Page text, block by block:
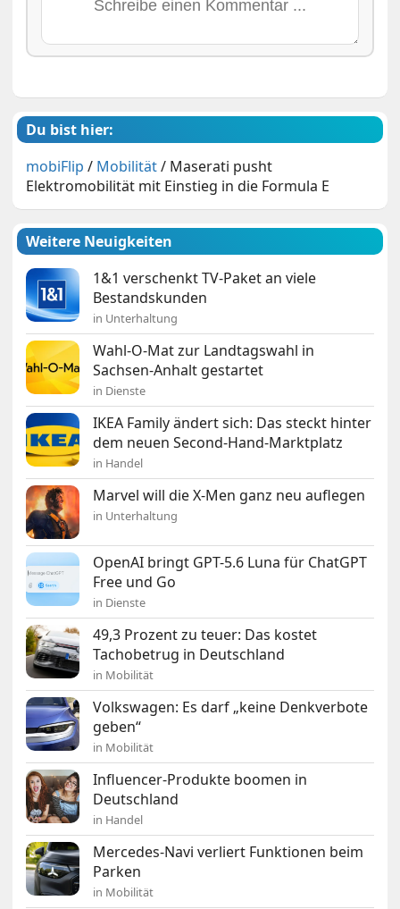
Du bist hier:
mobiFlip / Mobilität/ Maserati pusht
Elektromobilität mit Einstieg in die Formula E
Weitere Neuigkeiten
1&1 verschenkt TV-Paket an viele
Bestandskunden
in Unterhaltung
Wahl-O-Mat zur Landtagswahl in
Sachsen-Anhalt gestartet
in Dienste
IKEA Family ändert sich: Das steckt hinter
dem neuen Second-Hand-Marktplatz
in Handel
Marvel will die X-Men ganz neu auflegen
in Unterhaltung
OpenAI bringt GPT-5.6 Luna für ChatGPT
Free und Go
in Dienste
49,3 Prozent zu teuer: Das kostet
Tachobetrug in Deutschland
in Mobilität
Volkswagen: Es darf „keine Denkverbote
geben“
in Mobilität
Influencer-Produkte boomen in
Deutschland
in Handel
Mercedes-Navi verliert Funktionen beim
Parken
in Mobilität